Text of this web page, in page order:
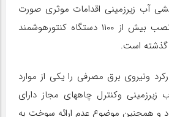
آب زیرزمینی اقدامات موثری صورت
گرفته که مهمترین آن نصب بیش از ۱۱۰۰ دستگاه کنتورهوشمند
گذشته است.
ونیروی برق مصرفی را یکی از موارد
زیرزمینی وکنترل چاههای مجاز دارای
و همچنین موضوع عدم ارائه سوخت به